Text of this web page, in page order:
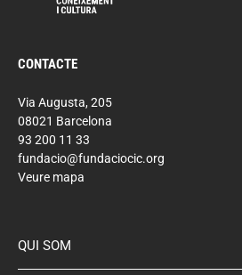
CONTACTE
Via Augusta, 205
08021 Barcelona
93 200 11 33
fundacio@fundaciocic.org
Veure mapa
QUI SOM